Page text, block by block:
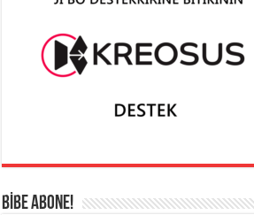
BİBE ABONE!